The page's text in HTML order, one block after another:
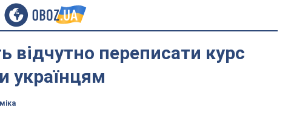
відчутно переписати курс
українцям